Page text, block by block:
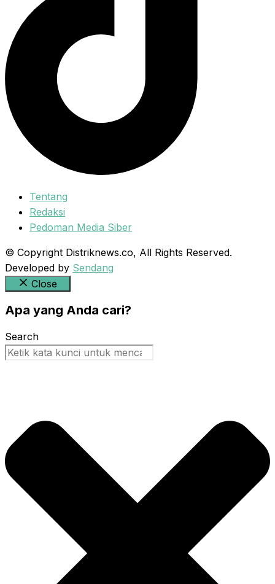
Tentang
Redaksi
Pedoman Media Siber
© Copyright Distriknews.co, All Rights Reserved.
Developed by Sendang
Close
Apa yang Anda cari?
Search